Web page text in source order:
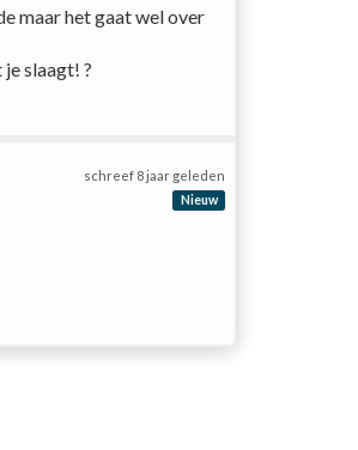
maar het gaat wel over
slaagt! ?
schreef 8 jaar geleden
Nieuw